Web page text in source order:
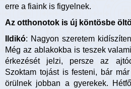
erre a fiaink is figyelnek.
Az otthonotok is új köntösbe
Ildikó: Nagyon szeretem
Még az ablakokba is teszek
érkezését jelzi, persze az
Szoktam tojást is festeni, bár
örülnek jobban a gyerekek.